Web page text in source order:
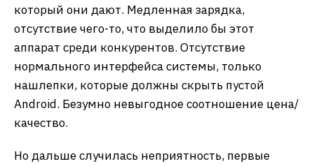
который они дают. Медленная зарядка,
отсутствие чего-то, что выделило бы этот
аппарат среди конкурентов. Отсутствие
нормального интерфейса системы, только
нашлепки, которые должны скрыть пустой
Android. Безумно невыгодное соотношение цена/
качество.
Но дальше случилась неприятность, первые